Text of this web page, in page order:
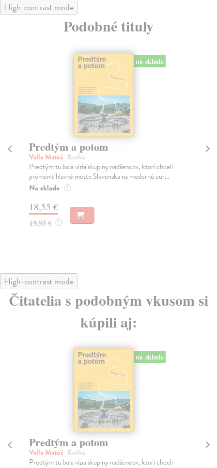
High-contrast mode
Podobné tituly
na sklade
Predtým a potom
Vallo Matúš| Kniha
Predtým tu bola vízia skupiny nadšencov, ktorí chceli
premeniť hlavné mesto Slovenska na modernú eur...
Na sklade ?
18,55 €
19,95 € ?
High-contrast mode
Čitatelia s podobným vkusom si
kúpili aj:
Město a jeho nejisté zdi
Murakami Haruki| Kniha
Ty jsi to byla, kdo mi vyprávěl o tom městě. Město a